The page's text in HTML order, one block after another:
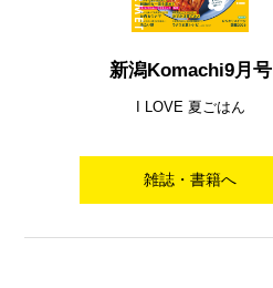
新潟Komachi9月号
I LOVE 夏ごはん
雑誌・書籍へ